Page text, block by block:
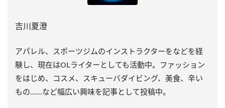
吉川夏澄
アパレル、スポーツジムのインストラクターをなどを経
験し、 現在はOLライターとしても活動中。ファッション
をはじめ、 コスメ、スキューバダイビング、美食、辛い
もの……など幅広い興味を記事として投稿中。